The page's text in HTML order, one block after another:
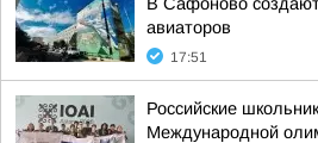
авиаторов
17:51
Российские
Международной